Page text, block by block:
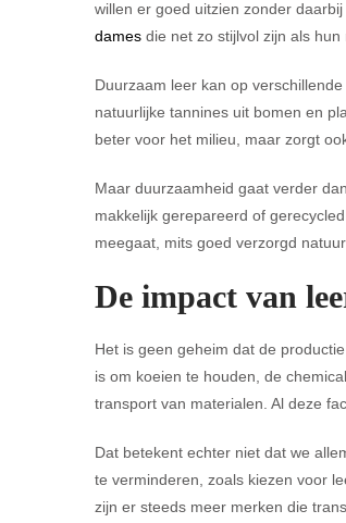
willen er goed uitzien zonder
dames die net zo stijlvol zijn als
Duurzaam leer kan op
natuurlijke tannines uit bomen en
beter voor het milieu, maar zorgt
Maar duurzaamheid gaat verder
makkelijk gerepareerd of
meegaat, mits goed verzorgd
De impact van
Het is geen geheim dat de
is om koeien te houden, de
transport van materialen. Al deze
Dat betekent echter niet dat we
te verminderen, zoals kiezen voor
zijn er steeds meer merken die